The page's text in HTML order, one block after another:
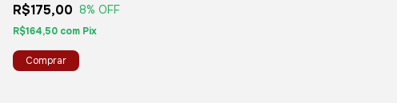
R$175,00 8% OFF
R$164,50 com Pix